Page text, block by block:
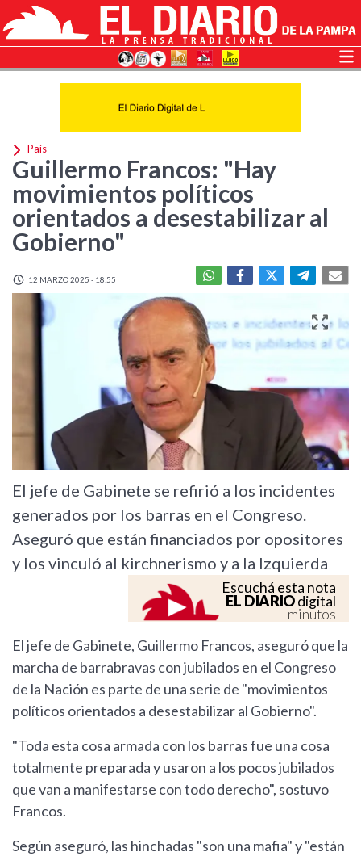
País
Guillermo Francos: "Hay
movimientos políticos
orientados a desestabilizar al
Gobierno"
12 MARZO 2025 - 18:55
El jefe de Gabinete se refirió a los incidentes
generados por los barras en el Congreso.
Aseguró que están financiados por opositores
y los vinculó al kirchnerismo y a la Izquierda
Escuchá esta nota
EL DIARIOdigital
minutos
El jefe de Gabinete, Guillermo Francos, aseguró que la
marcha de barrabravas con jubilados en el Congreso
de la Nación es parte de una serie de "movimientos
políticos orientados a desestabilizar al Gobierno".
"Toda esta cosa armada con los barras fue una cosa
totalmente preparada y usaron a los pocos jubilados
que van a manifestarse con todo derecho", sostuvo
Francos.
Según aseguró, las hinchadas "son una mafia" y "están